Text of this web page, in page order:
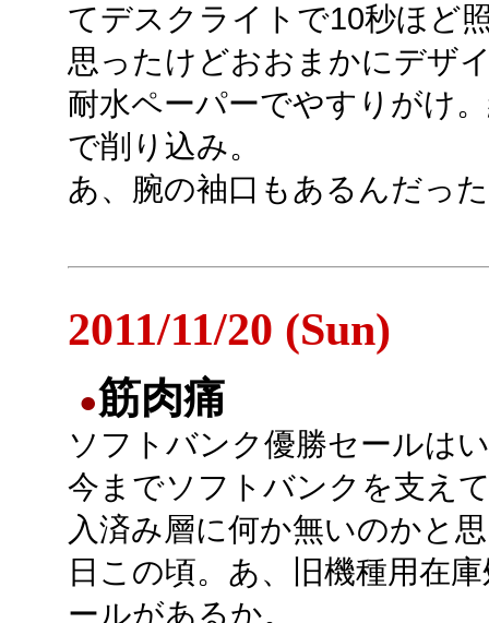
てデスクライトで10秒ほど
思ったけどおおまかにデザ
耐水ペーパーでやすりがけ
で削り込み。
あ、腕の袖口もあるんだっ
2011/11/20 (Sun)
●筋肉痛
ソフトバンク優勝セールは
今までソフトバンクを支え
入済み層に何か無いのかと
日この頃。あ、旧機種用在
ールがあるか。